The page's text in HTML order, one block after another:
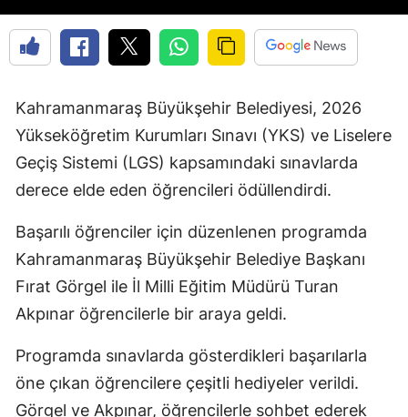
Kahramanmaraş Büyükşehir Belediyesi, 2026
Yükseköğretim Kurumları Sınavı (YKS) ve Liselere
Geçiş Sistemi (LGS) kapsamındaki sınavlarda
derece elde eden öğrencileri ödüllendirdi.
Başarılı öğrenciler için düzenlenen programda
Kahramanmaraş Büyükşehir Belediye Başkanı
Fırat Görgel ile İl Milli Eğitim Müdürü Turan
Akpınar öğrencilerle bir araya geldi.
Programda sınavlarda gösterdikleri başarılarla
öne çıkan öğrencilere çeşitli hediyeler verildi.
Görgel ve Akpınar, öğrencilerle sohbet ederek